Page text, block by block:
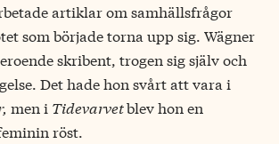
artiklar om samhällsfrågor
som började torna upp sig. Wägner
skribent, trogen sig själv och
Det hade hon svårt att vara i
men i Tidevarvetblev hon en
röst.